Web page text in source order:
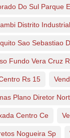
Do Sul Parque
Distrito
Sao Sebastiao
Fundo Vera Cruz
Rs 15
Plano Diretor
Centro Ce
Nogueira Sp